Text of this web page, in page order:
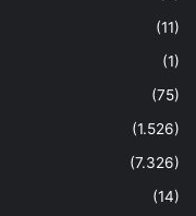
(11)
(1)
(75)
(1.526)
(7.326)
(14)